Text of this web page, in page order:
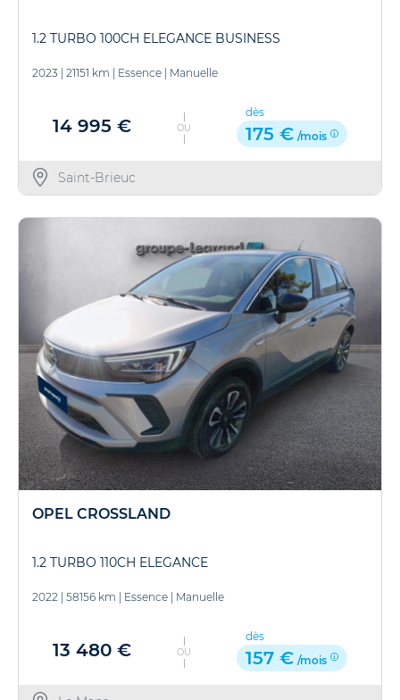
1.2 TURBO 100CH ELEGANCE BUSINESS
2023 21151 km Essence Manuelle
14 995 € OU
dès
175 € /mois
Saint-Brieuc
OPEL CROSSLAND
1.2 TURBO 110CH ELEGANCE
2022 | 58156 km | Essence | Manuelle
13 480 € OU
dès
157 € /mois